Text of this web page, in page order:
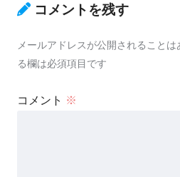
コメントを残す
メールアドレスが公開されることは
る欄は必須項目です
コメント ※